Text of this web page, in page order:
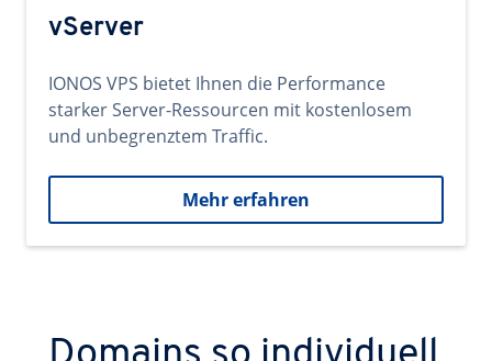
vServer
IONOS VPS bietet Ihnen die Performance
starker Server-Ressourcen mit kostenlosem
und unbegrenztem Traffic.
Mehr erfahren